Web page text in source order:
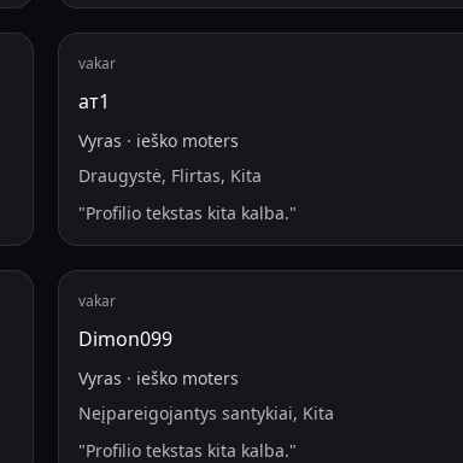
vakar
ат1
Vyras · ieško moters
Draugystė, Flirtas, Kita
"Profilio tekstas kita kalba."
vakar
Dimon099
Vyras · ieško moters
Neįpareigojantys santykiai, Kita
"Profilio tekstas kita kalba."